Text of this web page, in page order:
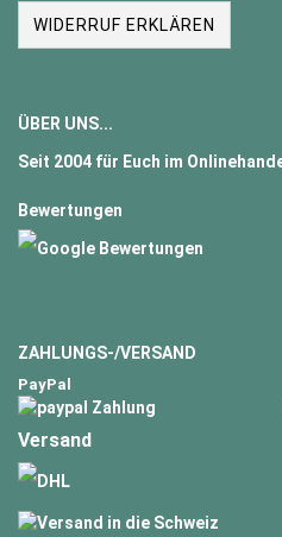
WIDERRUF ERKLÄREN
ÜBER UNS...
Seit 2004 für Euch im
Bewertungen
ZAHLUNGS-/VERSAND
PayPal
Versand